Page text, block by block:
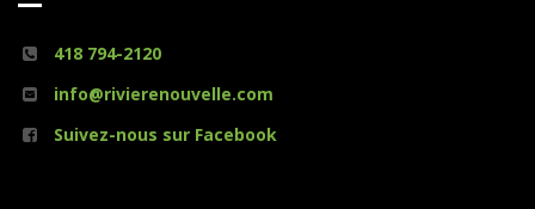
418 794-2120
info@rivierenouvelle.com
Suivez-nous sur Facebook